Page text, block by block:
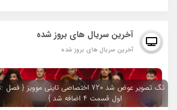
آخرین سریال های بروز شده
آخرین سریال های بروز شده
تگ تصویر عوض شد 720 اختصاصی تاینی موویز { فصل
اول قسمت 4 اضافه شد }